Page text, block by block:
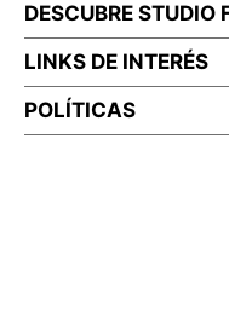
DESCUBRE STUDIO
LINKS DE INTERÉS
POLÍTICAS